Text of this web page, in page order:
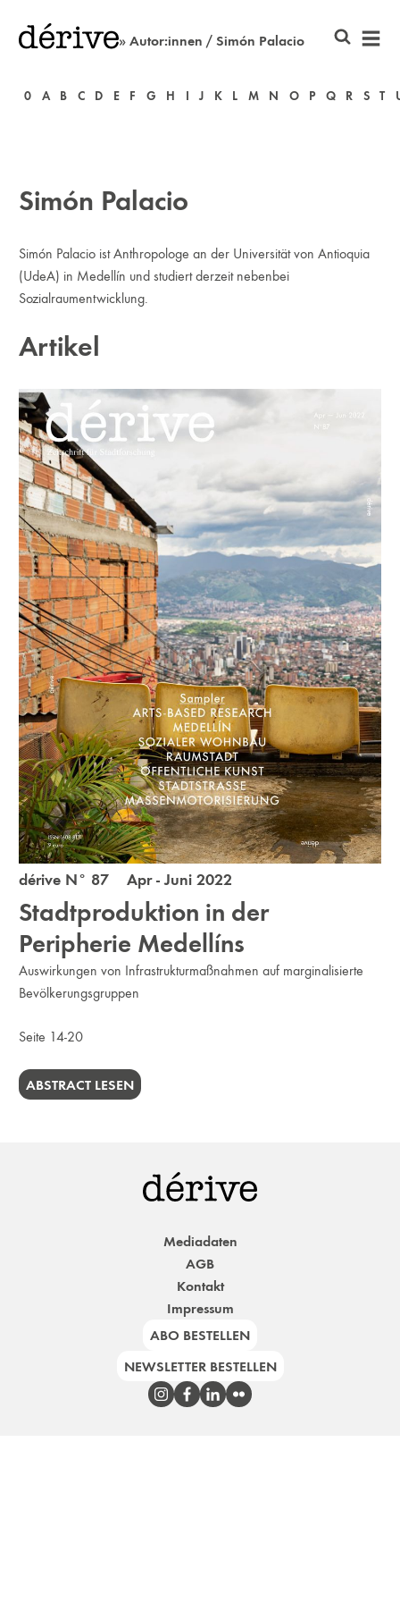
» Autor:innen / Simón Palacio
0 A B C D E F G H I J K L M N O P Q R S T
Simón Palacio
Simón Palacio ist Anthropologe an der Universität von Antioquia
(UdeA) in Medellín und studiert derzeit nebenbei
Sozialraumentwicklung.
Artikel
dérive N° 87 Apr - Juni 2022
Stadtproduktion in der
Peripherie Medellíns
Auswirkungen von Infrastrukturmaßnahmen auf marginalisierte
Bevölkerungsgruppen
Seite 14-20
ABSTRACT LESEN
Mediadaten
AGB
Kontakt
Impressum
ABO BESTELLEN
NEWSLETTER BESTELLEN